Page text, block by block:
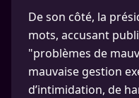
De son côté, la
mots, accusant
"problèmes de
mauvaise gestion
d’intimidation, de